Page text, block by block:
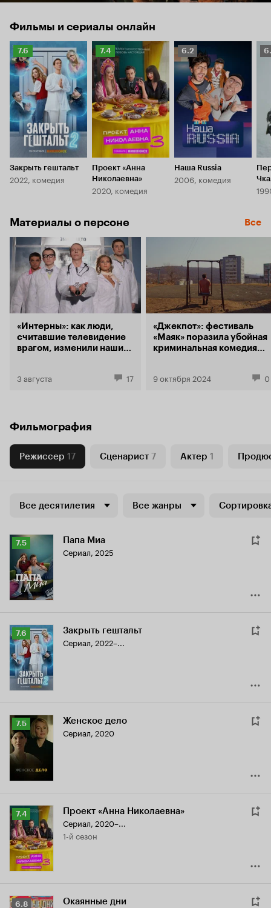
Фильмы и сериалы онлайн
Рейтинг
Кинопоиска
7.6
7.6
Закрыть гештальт
2022, комедия
Рейтинг
Кинопоиска
7.4
7.4
Проект «Анна
Николаевна»
2020, комедия
Рейтинг
Кинопоиска
6.2
6.2
Наша Russia
2006, комедия
Материалы о персоне Все
«Интерны»: как люди,
считавшие телевидение
врагом, изменили наши
3 августа 17
«Джекпот»: фестиваль
«Маяк» поразила убойная
криминальная комедия
9 октября 2024 0
Фильмография
Режиссер 17 Сценарист 7 Актер 1
Все десятилетия Все жанры
Рейтинг
Кинопоиска
7.5
7.5 Папа Миа
Сериал, 2025
Рейтинг
Кинопоиска
7.6
7.6 Закрыть гештальт
Сериал, 2022–...
Рейтинг
Кинопоиска
7.5
7.5 Женское дело
Сериал, 2020
Рейтинг
Кинопоиска
7.4
7.4 Проект «Анна Николаевна»
Сериал, 2020–...
1-й сезон
Рейтинг
6.8 Окаянные дни